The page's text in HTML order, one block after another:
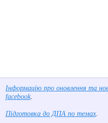
Інформацію про оновлення та
facebook.
Підготовка до ДПА по темах.